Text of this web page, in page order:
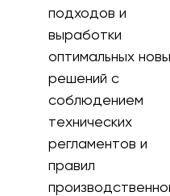
подходов и
выработки
оптимальных
решений с
соблюдением
технических
регламентов и
правил